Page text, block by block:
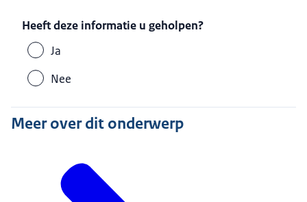
Heeft deze informatie u geholpen?
Ja
Nee
Meer over dit onderwerp